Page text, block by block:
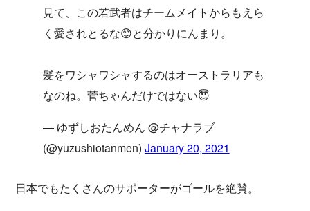
見て、この若武者はチームメイトからもえら
く愛されとるな😊と分かりにんまり。
髪をワシャワシャするのはオーストラリアも
なのね。菅ちゃんだけではない😇
— ゆずしおたんめん @チャナラブ
(@yuzushiotanmen) January 20, 2021
日本でもたくさんのサポーターがゴールを絶賛。